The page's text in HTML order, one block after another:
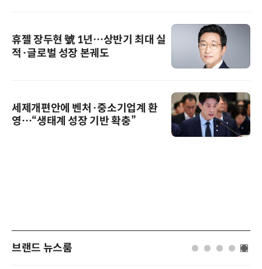
휴젤 장두현 號 1년…상반기 최대 실
적·글로벌 성장 본궤도
세제개편안에 벤처·중소기업계 환
영…“생태계 성장 기반 확충”
브랜드 뉴스룸